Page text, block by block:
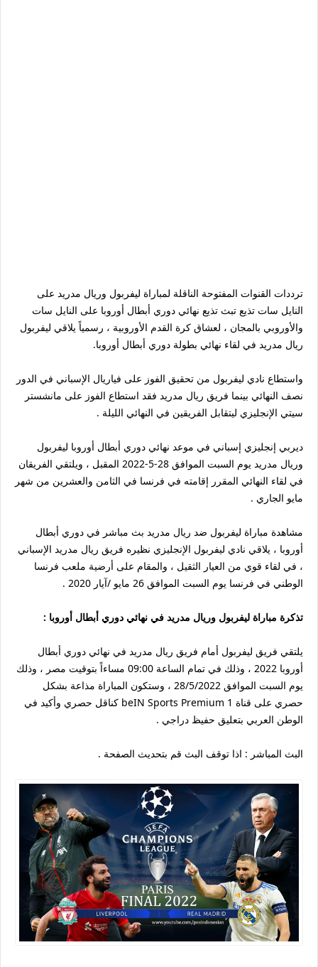
ترددات القنوات المفتوحة الناقلة لمباراة ليفربول وريال مدريد على
النايل سات تذيع تبث تذيع نهائي دوري أبطال أوروبا على النايل سات
والأوروبي بالمجان ، لعشاق كرة القدم الأوروبية ، رسمياً يلاقي ليفربول
ريال مدريد في لقاء نهائي بطولة دوري أبطال أوروبا.
واستطاع نادي ليفربول من تحقيق الفوز على فياريال الإسباني في الدور
نصف النهائي بينما فريق ريال مدريد فقد استطاع الفوز على مانشستر
سيتي الإنجليزي ليتقابل الفريقين في النهائي الليلة .
ديربي إنجليزي إسباني في موعد نهائي دوري أبطال أوروبا ليفربول
وريال مدريد يوم السبت الموافق 28-5-2022 المقبل ، ويلتقي الفريقان
في لقاء النهائي المقرر إقامته في فرنسا في الثامن والعشرين من شهر
مايو الجاري .
مشاهدة مباراة ليفربول ضد ريال مدريد بث مباشر في دوري أبطال
أوروبا ، يلاقي نادي ليفربول الإنجليزي نظيره فريق ريال مدريد الإسباني
، في لقاء قوي من العيار الثقيل ، والمقام على أرضية ملعب فرنسا
الوطني في فرنسا يوم السبت الموافق 26 مايو /آيار 2020 .
تذكرة مباراة ليفربول وريال مدريد في نهائي دوري أبطال أوروبا :
يلتقي فريق ليفربول أمام فريق ريال مدريد في نهائي دوري أبطال
أوروبا 2022 ، وذلك في تمام الساعة 09:00 مساءاً بتوقيت مصر ، وذلك
يوم السبت الموافق 28/5/2022 ، وستكون المباراة مذاعة بشكل
حصري على قناة beIN Sports Premium 1 كناقل حصري وأكيد في
الوطن العربي بتعليق حفيظ دراجي .
البث المباشر : اذا توقف البث قم بتحديث الصفحة .